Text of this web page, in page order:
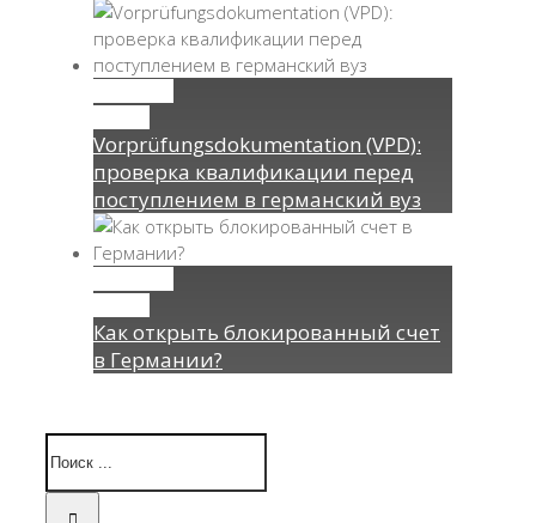
Vorprüfungsdokumentation (VPD):
проверка квалификации перед
поступлением в германский вуз
Как открыть блокированный счет
в Германии?